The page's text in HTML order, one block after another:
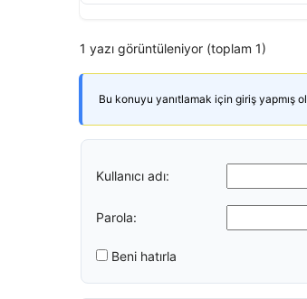
1 yazı görüntüleniyor (toplam 1)
Bu konuyu yanıtlamak için giriş yapmış
Kullanıcı adı:
Parola:
Beni hatırla